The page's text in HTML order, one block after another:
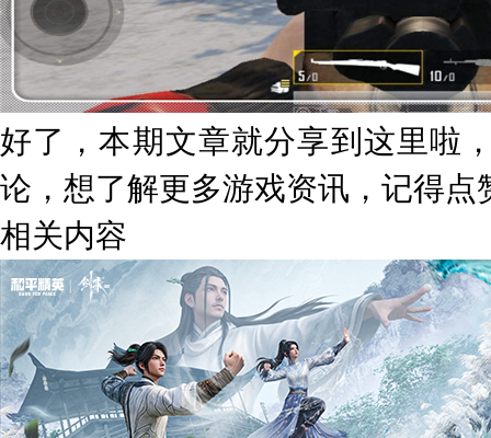
好了，本期文章就分享到这里啦
论，想了解更多游戏资讯，记得
相关内容